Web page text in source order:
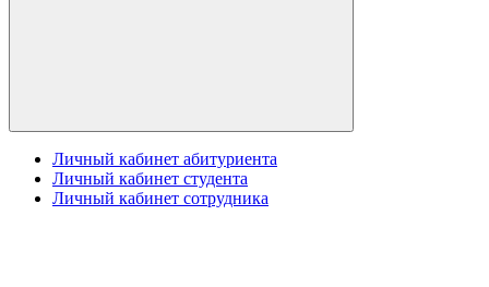
Личный кабинет абитуриента
Личный кабинет студента
Личный кабинет сотрудника